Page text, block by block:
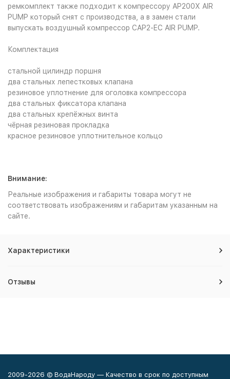
ремкомплект также подходит к компрессору AP200X AIR
PUMP который снят с производства, а в замен стали
выпускать воздушный компрессор CAP2-EC AIR PUMP.
Комплектация
стальной цилиндр поршня
два стальных лепестковых клапана
резиновое уплотнение для оголовка компрессора
два стальных фиксатора клапана
два стальных крепёжных винта
чёрная резиновая прокладка
красное резиновое уплотнительное кольцо
Внимание:
Реальные изображения и габариты товара могут не
соответствовать изображениям и габаритам указанным на
сайте.
Характеристики
Отзывы
2009-2026 © ВодаНароду — Качество в срок по доступным